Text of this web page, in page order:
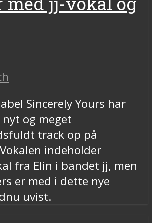
Sincerely Yours har
og meget
track op på
indeholder
fra Elin i bandet jj, men
er med i dette nye
uvist.